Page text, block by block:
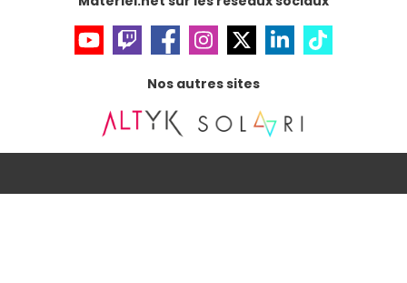
Nos autres sites